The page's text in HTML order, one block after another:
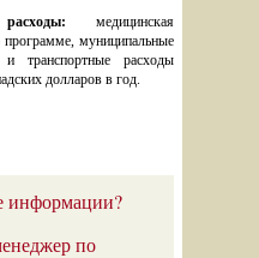
расходы: медицинская
программе, муниципальные
транспортные расходы
долларов в год.
информации?
по